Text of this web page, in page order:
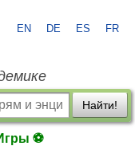
EN DE ES FR
Найти!
⚽